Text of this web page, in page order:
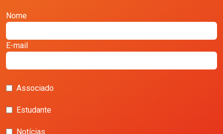
Nome
E-mail
Associado
Estudante
Notícias